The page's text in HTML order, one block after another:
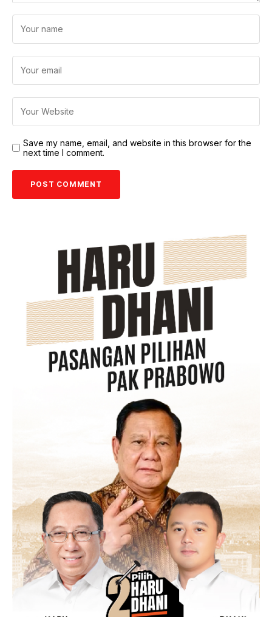
Save my name, email, and website in this browser for the
next time I comment.